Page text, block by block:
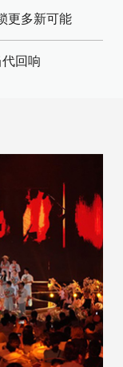
更多新可能
回响